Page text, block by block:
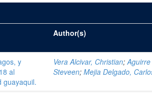
Author(s)
y
al
guayaquil.
Vera Alcivar, Christian;
Steveen;Mejia Delgado,